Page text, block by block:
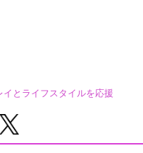
とライフスタイルを応援